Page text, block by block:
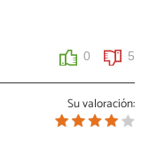
0 5
Su valoración: